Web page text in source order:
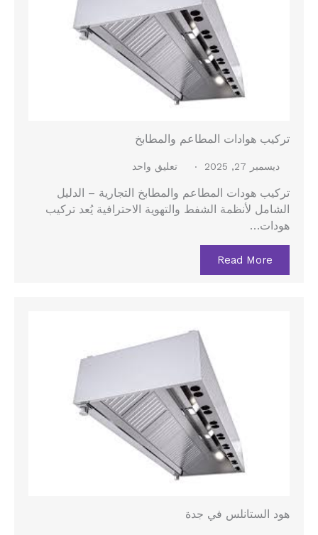
تركيب هوادات المطاعم والمطابخ
ديسمبر 27, 2025 تعليق واحد
تركيب هودات المطاعم والمطابخ التجارية – الدليل
الشامل لأنظمة الشفط والتهوية الاحترافية يُعد تركيب
هودات…
Read More
هود الستانلس في جدة